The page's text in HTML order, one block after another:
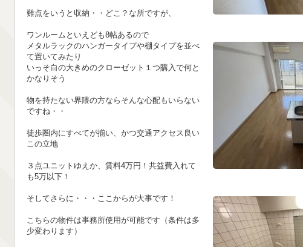
難点をいうと収納・・どこ？な所ですが、
ワンルームといえども8帖あるので
メタルラックのハンガータイプや棚タイプを並べ
て置いてみたり
いっそ白の大きめのクローゼット１つ購入で何と
かなりそう
物を持たない界隈の方ならそんな心配もいらない
ですね・・
徒歩圏内にすべてが揃い、かつ交通アクセス良い
この立地
３点ユニットゆえか、賃料4万円！共益費入れて
も5万以下！
そしてさらに・・・ここからが大事です！
こちらの物件は事務所使用が可能です（条件は多
少変わります）